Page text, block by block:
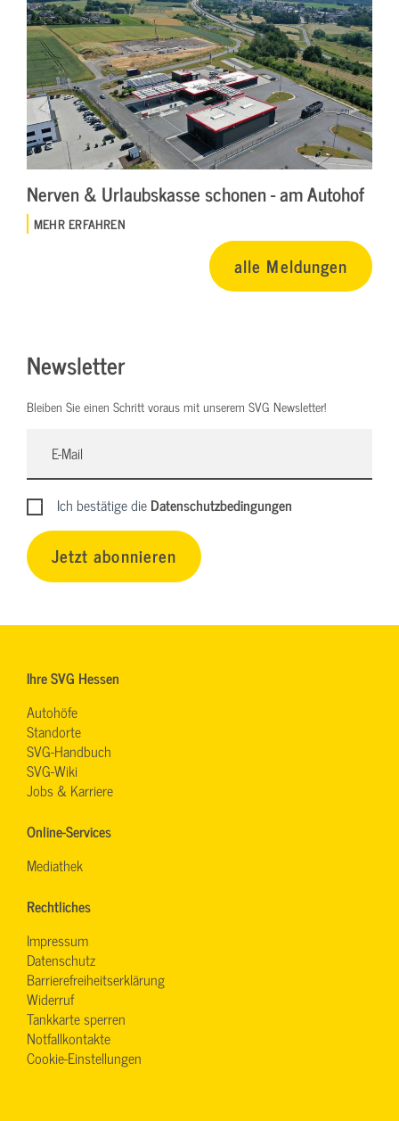
Nerven & Urlaubskasse schonen - am Autohof
MEHR ERFAHREN
alle Meldungen
Newsletter
Bleiben Sie einen Schritt voraus mit unserem SVG Newsletter!
Ich bestätige dieDatenschutzbedingungen
Jetzt abonnieren
Ihre SVG Hessen
Autohöfe
Standorte
SVG-Handbuch
SVG-Wiki
Jobs & Karriere
Online-Services
Mediathek
Rechtliches
Impressum
Datenschutz
Barrierefreiheitserklärung
Widerruf
Tankkarte sperren
Notfallkontakte
Cookie-Einstellungen